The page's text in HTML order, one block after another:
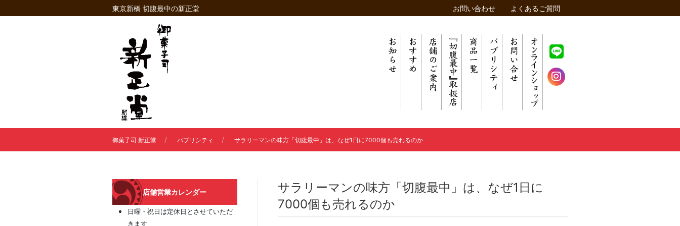
東京新橋 切腹最中の新正堂 お問い合わせ よくあるご質問
御菓子司 新正堂 パブリシティ サラリーマンの味方「切腹最中」は、なぜ1日に7000個も売れるのか
サラリーマンの味方「切腹最中」は、なぜ1日に
7000個も売れるのか
店舗営業カレンダー
日曜・祝日は定休日とさせていただ
きます